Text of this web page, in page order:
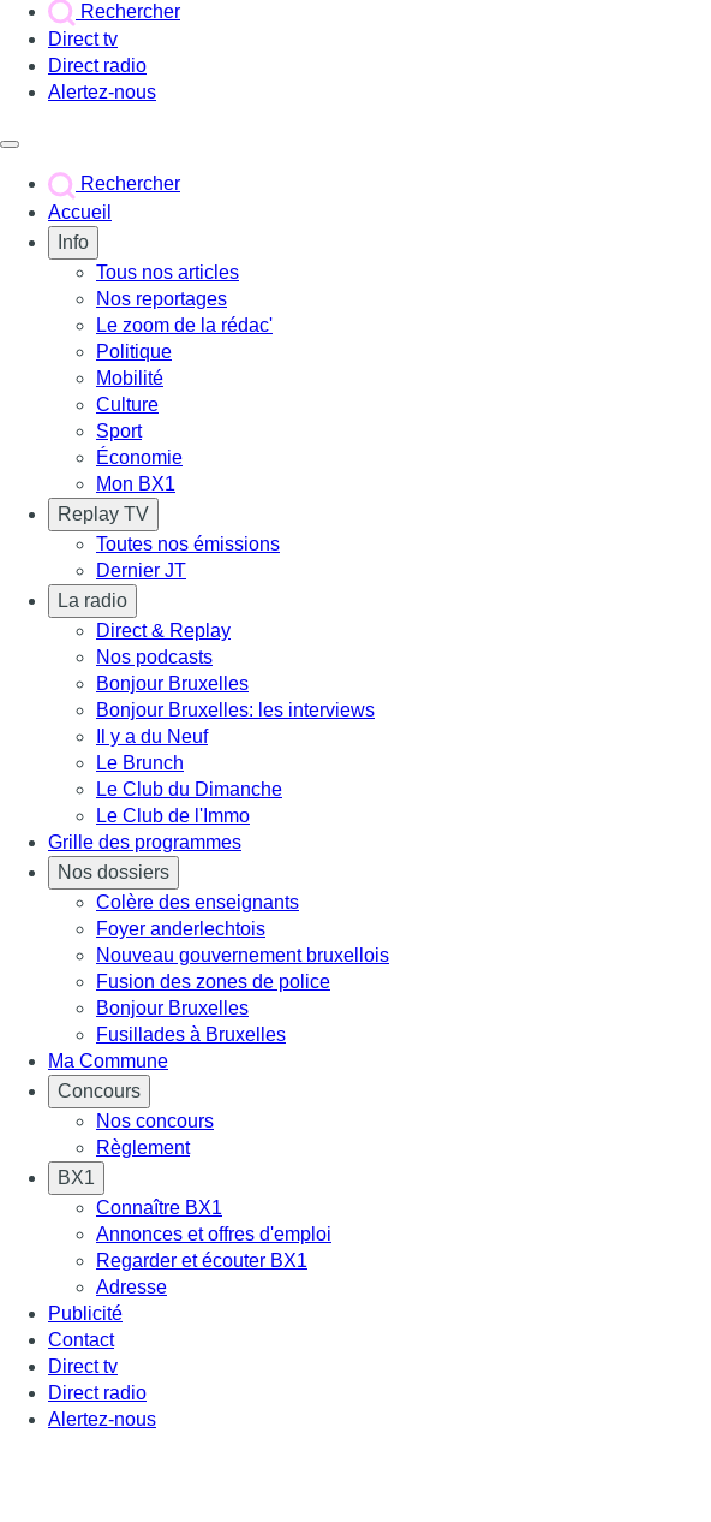
Rechercher
Direct tv
Direct radio
Alertez-nous
Rechercher
Accueil
Info
Tous nos articles
Nos reportages
Le zoom de la rédac'
Politique
Mobilité
Culture
Sport
Économie
Mon BX1
Replay TV
Toutes nos émissions
Dernier JT
La radio
Direct & Replay
Nos podcasts
Bonjour Bruxelles
Bonjour Bruxelles: les interviews
Il y a du Neuf
Le Brunch
Le Club du Dimanche
Le Club de l'Immo
Grille des programmes
Nos dossiers
Colère des enseignants
Foyer anderlechtois
Nouveau gouvernement bruxellois
Fusion des zones de police
Bonjour Bruxelles
Fusillades à Bruxelles
Ma Commune
Concours
Nos concours
Règlement
BX1
Connaître BX1
Annonces et offres d'emploi
Regarder et écouter BX1
Adresse
Publicité
Contact
Direct tv
Direct radio
Alertez-nous